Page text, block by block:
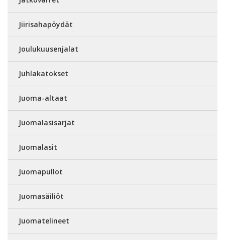
Jiirisahapöydät
Joulukuusenjalat
Juhlakatokset
Juoma-altaat
Juomalasisarjat
Juomalasit
Juomapullot
Juomasäiliöt
Juomatelineet